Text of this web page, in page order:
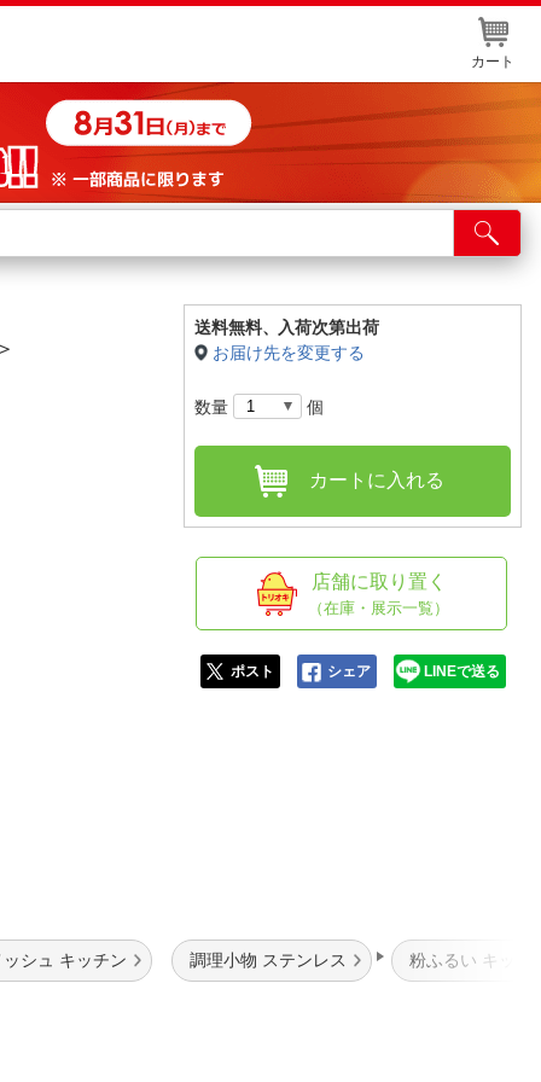
カート
舗サービス
ト取り置き
情報・店舗一覧
送料無料、
入荷次第出荷
お届け先を変更する
数量 個
カートに入れる
店舗に取り置く
（在庫・展示一覧）
ポスト シェア LINEで送る
ッシュ キッチン 調理小物 ステンレス 粉ふるい キッチ